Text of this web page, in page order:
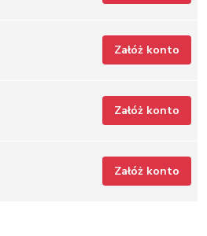
Załóż konto
Załóż konto
Załóż konto